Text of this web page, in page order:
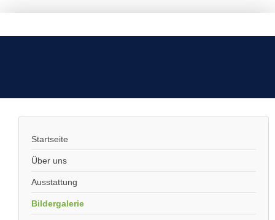
Startseite
Über uns
Ausstattung
Bildergalerie